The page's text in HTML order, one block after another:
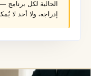
الحالية لكل
إدراجه، ولا أحد لا